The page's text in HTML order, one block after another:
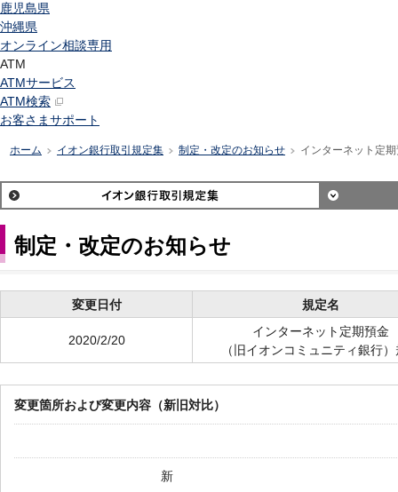
鹿児島県
沖縄県
オンライン相談専用
ATM
ATMサービス
ATM検索
お客さまサポート
ホーム >イオン銀行取引規定集 >制定・改定のお知らせ インターネット定
制定・改定のお知らせ
変更日付 規定名
2020/2/20
インターネット定期預金
（旧イオンコミュニティ銀行
変更箇所および変更内容（新旧対比）
新